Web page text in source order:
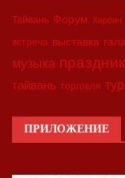
Тайвань Форум Харбин
встреча выставка
музыка
тайвань торговля
ПРИЛОЖЕНИЕ